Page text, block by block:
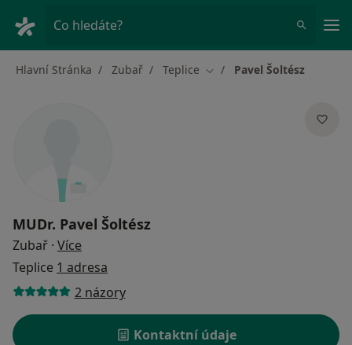
Co hledáte?
Hlavní Stránka Zubař Teplice Změna města
Pavel Šoltész
MUDr. Pavel Šoltész
Zubař · Více
Teplice 1 adresa
2 názory
Kontaktní údaje